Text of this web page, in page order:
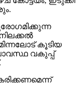
കൂടിയ
വകുപ്പ്